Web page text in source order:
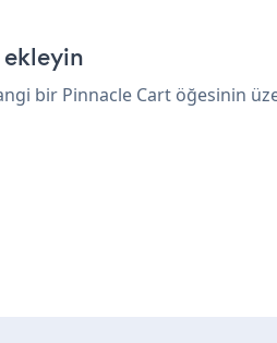
Pinnacle Cart öğesinin